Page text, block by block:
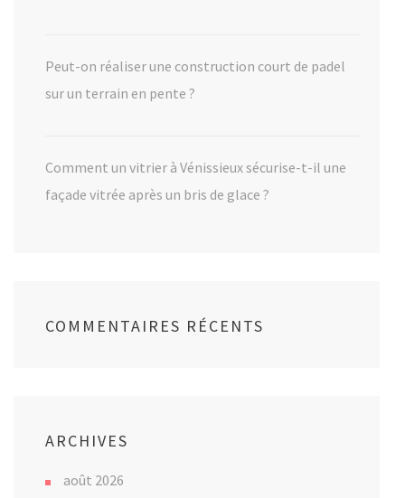
Peut-on réaliser une construction court de padel
sur un terrain en pente ?
Comment un vitrier à Vénissieux sécurise-t-il une
façade vitrée après un bris de glace ?
COMMENTAIRES RÉCENTS
ARCHIVES
août 2026